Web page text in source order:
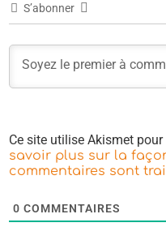
S’abonner
Ce site utilise Akismet
savoir plus sur la
commentaires sont
0 COMMENTAIRES